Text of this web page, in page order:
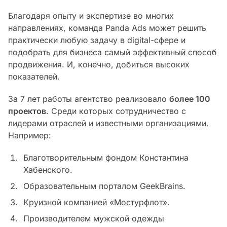
Благодаря опыту и экспертизе во многих
направлениях, команда Panda Ads может решить
практически любую задачу в digital-сфере и
подобрать для бизнеса самый эффективный способ
продвижения. И, конечно, добиться высоких
показателей.
За 7 лет работы агентство реализовало более 100
проектов. Среди которых сотрудничество с
лидерами отраслей и известными организациями.
Например:
Благотворительным фондом Константина
Хабенского.
Образовательным порталом GeekBrains.
Круизной компанией «Мостурфлот».
Производителем мужской одежды